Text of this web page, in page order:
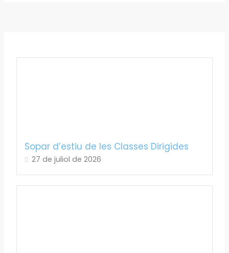
Sopar d’estiu de les Classes Dirigides
27 de juliol de 2026